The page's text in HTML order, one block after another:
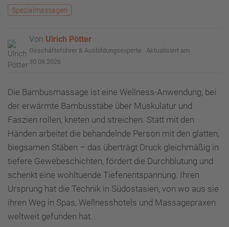
Spezialmassagen
Von Ulrich Pötter
Geschäftsführer & Ausbildungsexperte · Aktualisiert am
30.06.2026
Die Bambusmassage ist eine Wellness-Anwendung, bei
der erwärmte Bambusstäbe über Muskulatur und
Faszien rollen, kneten und streichen. Statt mit den
Händen arbeitet die behandelnde Person mit den glatten,
biegsamen Stäben – das überträgt Druck gleichmäßig in
tiefere Gewebeschichten, fördert die Durchblutung und
schenkt eine wohltuende Tiefenentspannung. Ihren
Ursprung hat die Technik in Südostasien, von wo aus sie
ihren Weg in Spas, Wellnesshotels und Massagepraxen
weltweit gefunden hat.